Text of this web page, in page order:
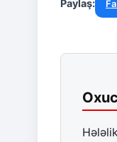
Paylaş: